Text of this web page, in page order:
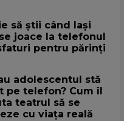
să știi când lași
joace la telefonul
pentru părinți
adolescentul stă
pe telefon? Cum îl
teatrul să se
cu viața reală